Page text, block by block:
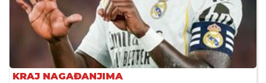
KRAJ NAGAĐANJIMA